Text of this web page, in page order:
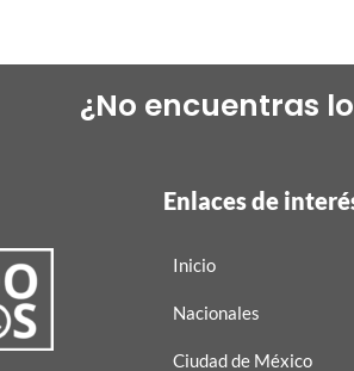
¿No encuentras
Enlaces de
Inicio
Nacionales
Ciudad de México